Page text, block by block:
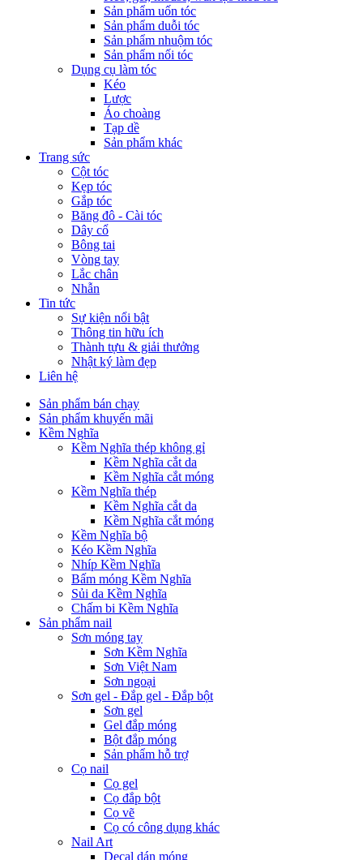
Sản phẩm uốn tóc
Sản phẩm duỗi tóc
Sản phẩm nhuộm tóc
Sản phẩm nối tóc
Dụng cụ làm tóc
Kéo
Lược
Áo choàng
Tạp dề
Sản phẩm khác
Trang sức
Cột tóc
Kẹp tóc
Gắp tóc
Băng đô - Cài tóc
Dây cổ
Bông tai
Vòng tay
Lắc chân
Nhẫn
Tin tức
Sự kiện nổi bật
Thông tin hữu ích
Thành tựu & giải thưởng
Nhật ký làm đẹp
Liên hệ
Sản phẩm bán chạy
Sản phẩm khuyến mãi
Kềm Nghĩa
Kềm Nghĩa thép không gỉ
Kềm Nghĩa cắt da
Kềm Nghĩa cắt móng
Kềm Nghĩa thép
Kềm Nghĩa cắt da
Kềm Nghĩa cắt móng
Kềm Nghĩa bộ
Kéo Kềm Nghĩa
Nhíp Kềm Nghĩa
Bấm móng Kềm Nghĩa
Sủi da Kềm Nghĩa
Chấm bi Kềm Nghĩa
Sản phẩm nail
Sơn móng tay
Sơn Kềm Nghĩa
Sơn Việt Nam
Sơn ngoại
Sơn gel - Đắp gel - Đắp bột
Sơn gel
Gel đắp móng
Bột đắp móng
Sản phẩm hỗ trợ
Cọ nail
Cọ gel
Cọ đắp bột
Cọ vẽ
Cọ có công dụng khác
Nail Art
Decal dán móng